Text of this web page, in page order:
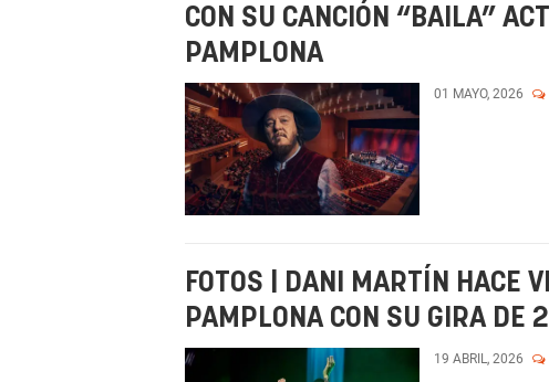
CON SU CANCIÓN “BAILA”
PAMPLONA
01 MAYO, 2026
FOTOS | DANI MARTÍN HACE
PAMPLONA CON SU GIRA DE
19 ABRIL, 2026